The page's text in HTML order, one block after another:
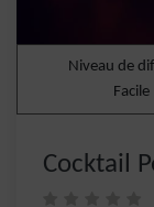
Niveau de
Facile
Cocktail